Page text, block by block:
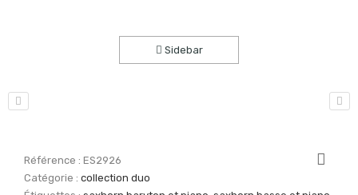
Sidebar
Référence :ES2926
Catégorie :collection duo